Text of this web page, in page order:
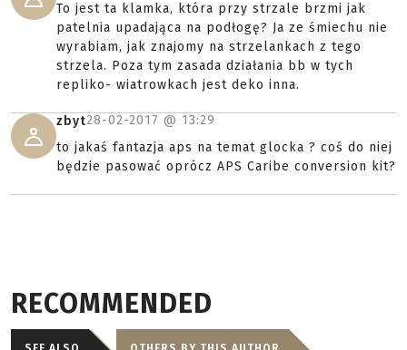
To jest ta klamka, która przy strzale brzmi jak
patelnia upadająca na podłogę? Ja ze śmiechu nie
wyrabiam, jak znajomy na strzelankach z tego
strzela. Poza tym zasada działania bb w tych
repliko- wiatrowkach jest deko inna.
zbyt28-02-2017 @ 13:29
to jakaś fantazja aps na temat glocka ? coś do niej
będzie pasować oprócz APS Caribe conversion kit?
RECOMMENDED